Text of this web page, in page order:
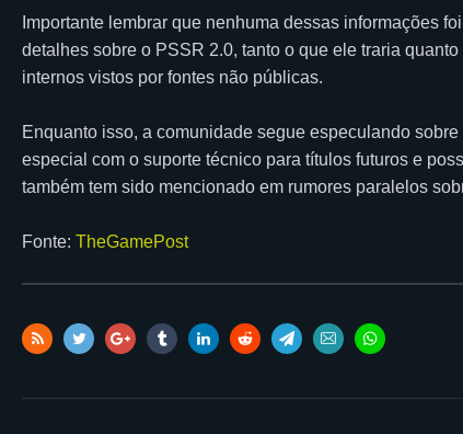
Importante lembrar que nenhuma dessas informações
detalhes sobre o PSSR 2.0, tanto o que ele traria
internos vistos por fontes não públicas.
Enquanto isso, a comunidade segue especulando
especial com o suporte técnico para títulos futuros e
também tem sido mencionado em rumores paralelos
Fonte: TheGamePost